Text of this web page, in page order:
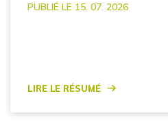
PUBLIÉ LE 15. 07. 2026
Lire le résumé